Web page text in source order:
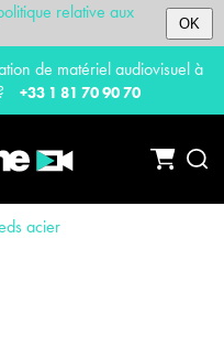
relative aux
OK
de matériel audiovisuel à
+33 1 81 70 90 70
acier